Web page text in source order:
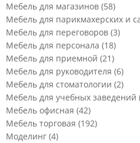
Мебель для магазинов (58)
Мебель для парикмахерских и
Мебель для переговоров (3)
Мебель для персонала (18)
Мебель для приемной (21)
Мебель для руководителя (6)
Мебель для стоматологии (2)
Мебель для учебных заведений
Мебель офисная (42)
Мебель торговая (192)
Моделинг (4)